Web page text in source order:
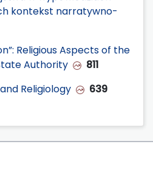
kontekst narratywno-
Religious Aspects of the
Authority
811
Religiology
639